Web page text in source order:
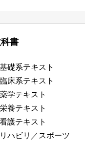
書
基礎系テキスト
臨床系テキスト
薬学テキスト
栄養テキスト
看護テキスト
リハビリ／スポーツ